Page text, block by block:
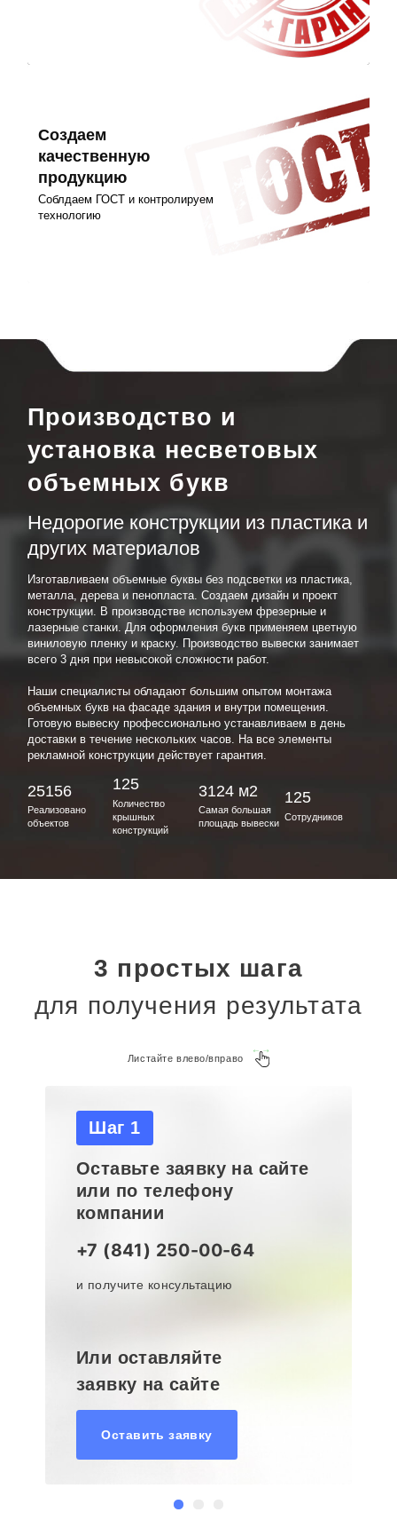
Создаем
качественную
продукцию
Соблдаем ГОСТ и контролируем
технологию
Производство и
установка несветовых
объемных букв
Недорогие конструкции из пластика и
других материалов
Изготавливаем объемные буквы без подсветки из пластика,
металла, дерева и пенопласта. Создаем дизайн и проект
конструкции. В производстве используем фрезерные и
лазерные станки. Для оформления букв применяем цветную
виниловую пленку и краску. Производство вывески занимает
всего 3 дня при невысокой сложности работ.
Наши специалисты обладают большим опытом монтажа
объемных букв на фасаде здания и внутри помещения.
Готовую вывеску профессионально устанавливаем в день
доставки в течение нескольких часов. На все элементы
рекламной конструкции действует гарантия.
25156
Реализовано
объектов
125
Количество
крышных
конструкций
3124 м2
Самая большая
площадь вывески
125
Сотрудников
3 простых шага
для получения результата
Листайте влево/вправо
Шаг 1
Оставьте заявку на сайте
или по телефону
компании
+7 (841) 250-00-64
и получите консультацию
Или оставляйте
заявку на сайте
Оставить заявку